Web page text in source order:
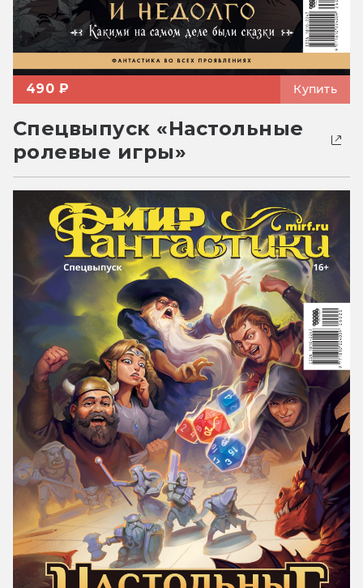
490 ₽ Купить
Спецвыпуск «Настольные
ролевые игры»